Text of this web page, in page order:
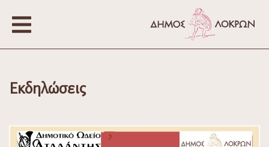
Εκδηλώσεις